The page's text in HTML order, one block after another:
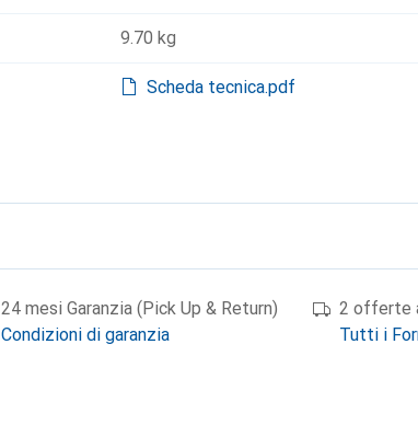
9.70 kg
Scheda tecnica.pdf
24 mesi Garanzia (Pick Up & Return)
Condizioni di garanzia
2 offerte
Tutti i